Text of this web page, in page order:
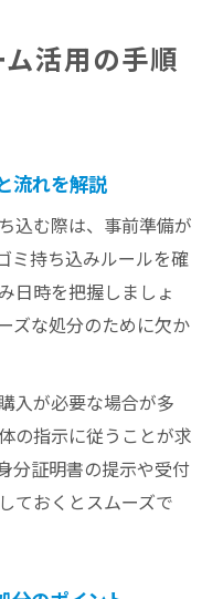
活用の手順
流れを解説
込む際は、事前準備が
ミ持ち込みルールを確
日時を把握しましょ
ズな処分のために欠か
入が必要な場合が多
の指示に従うことが求
分証明書の提示や受付
ておくとスムーズで